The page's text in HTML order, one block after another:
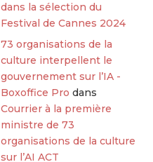
dans la sélection du
Festival de Cannes 2024
73 organisations de la
culture interpellent le
gouvernement sur l’IA -
Boxoffice Pro dans
Courrier à la première
ministre de 73
organisations de la culture
sur l’AI ACT